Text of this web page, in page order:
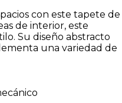
con este tapete de
de interior, este
Su diseño abstracto
una variedad de